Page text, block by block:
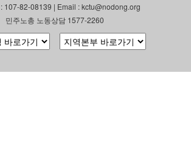
107-82-08139 | Email : kctu@nodong.org
민주노총 노동상담 1577-2260